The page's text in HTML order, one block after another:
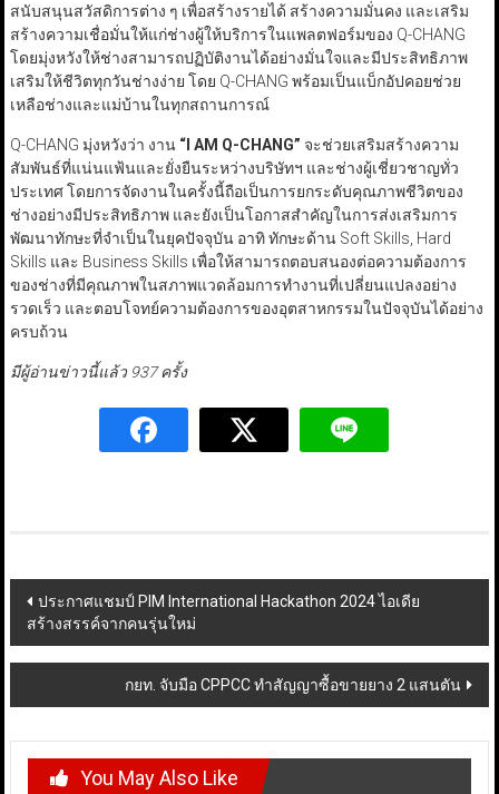
สนับสนุนสวัสดิการต่าง ๆ เพื่อสร้างรายได้ สร้างความมั่นคง และเสริม
สร้างความเชื่อมั่นให้แก่ช่างผู้ให้บริการในแพลตฟอร์มของ Q-CHANG
โดยมุ่งหวังให้ช่างสามารถปฏิบัติงานได้อย่างมั่นใจและมีประสิทธิภาพ
เสริมให้ชีวิตทุกวันช่างง่าย โดย Q-CHANG พร้อมเป็นแบ็กอัปคอยช่วย
เหลือช่างและแม่บ้านในทุกสถานการณ์
Q-CHANG มุ่งหวังว่า งาน “I AM Q-CHANG” จะช่วยเสริมสร้างความ
สัมพันธ์ที่แน่นแฟ้นและยั่งยืนระหว่างบริษัทฯ และช่างผู้เชี่ยวชาญทั่ว
ประเทศ โดยการจัดงานในครั้งนี้ถือเป็นการยกระดับคุณภาพชีวิตของ
ช่างอย่างมีประสิทธิภาพ และยังเป็นโอกาสสำคัญในการส่งเสริมการ
พัฒนาทักษะที่จำเป็นในยุคปัจจุบัน อาทิ ทักษะด้าน Soft Skills, Hard
Skills และ Business Skills เพื่อให้สามารถตอบสนองต่อความต้องการ
ของช่างที่มีคุณภาพในสภาพแวดล้อมการทำงานที่เปลี่ยนแปลงอย่าง
รวดเร็ว และตอบโจทย์ความต้องการของอุตสาหกรรมในปัจจุบันได้อย่าง
ครบถ้วน
มีผู้อ่านข่าวนี้แล้ว 937 ครั้ง
Post
navigation
ประกาศแชมป์ PIM International Hackathon 2024 ไอเดีย
สร้างสรรค์จากคนรุ่นใหม่
กยท. จับมือ CPPCC ทำสัญญาซื้อขายยาง 2 แสนตัน
You May Also Like